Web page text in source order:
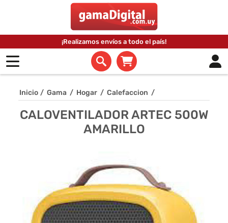
¡Realizamos envíos a todo el país!
Inicio / Gama / Hogar / Calefaccion /
CALOVENTILADOR ARTEC 500W
AMARILLO